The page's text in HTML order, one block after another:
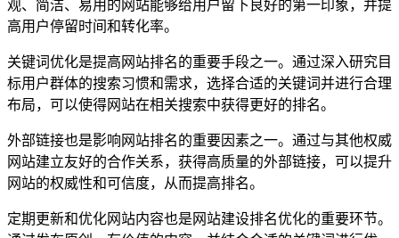
观、简洁、易用的网站能够给用户留下良好的第一印象，并提
高用户停留时间和转化率。
关键词优化是提高网站排名的重要手段之一。通过深入研究目
标用户群体的搜索习惯和需求，选择合适的关键词并进行合理
布局，可以使得网站在相关搜索中获得更好的排名。
外部链接也是影响网站排名的重要因素之一。通过与其他权威
网站建立友好的合作关系，获得高质量的外部链接，可以提升
网站的权威性和可信度，从而提高排名。
定期更新和优化网站内容也是网站建设排名优化的重要环节。